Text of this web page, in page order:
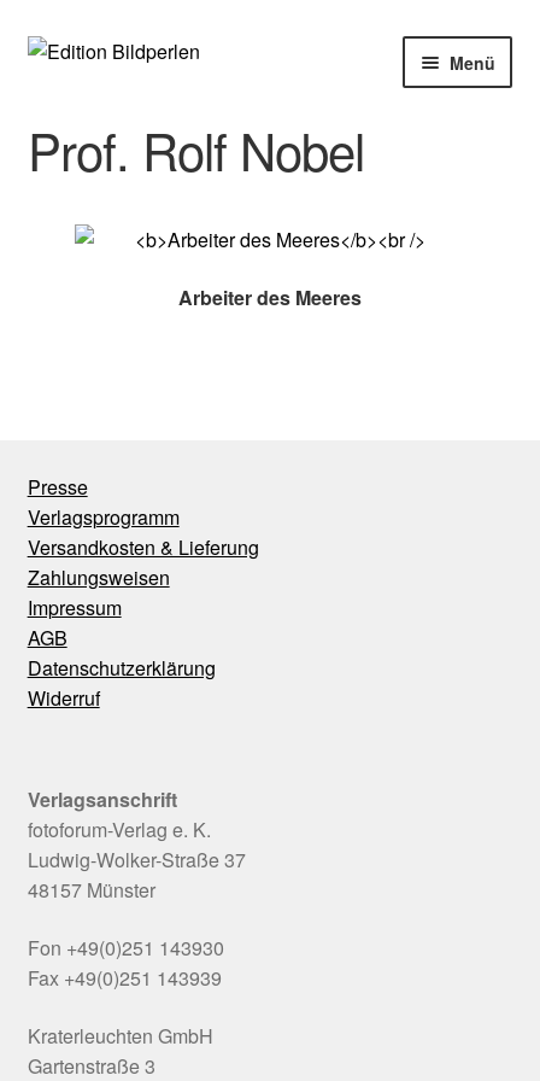
Zur
Zum
Menü
Autoren
Prof. Rolf Nobel
Arbeiter des Meeres
Presse
Verlagsprogramm
Versandkosten & Lieferung
Zahlungsweisen
Impressum
AGB
Datenschutzerklärung
Widerruf
Verlagsanschrift
fotoforum-Verlag e. K.
Ludwig-Wolker-Straße 37
48157 Münster
Fon +49(0)251 143930
Fax +49(0)251 143939
Kraterleuchten GmbH
Gartenstraße 3